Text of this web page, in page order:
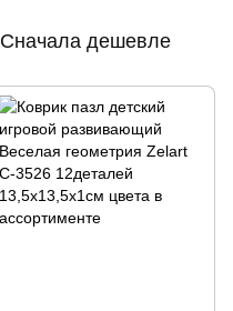
Сначала дешевле